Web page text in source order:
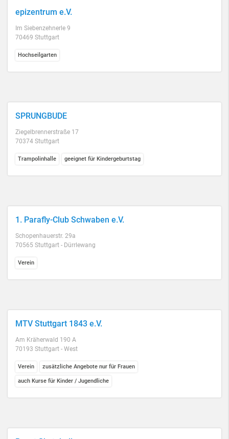
epizentrum e.V.
Im Siebenzehnerle 9
70469 Stuttgart
Hochseilgarten
SPRUNGBUDE
Ziegelbrennerstraße 17
70374 Stuttgart
Trampolinhalle geeignet für Kindergeburtstag
1. Parafly-Club Schwaben e.V.
Schopenhauerstr. 29a
70565 Stuttgart - Dürrlewang
Verein
MTV Stuttgart 1843 e.V.
Am Kräherwald 190 A
70193 Stuttgart - West
Verein zusätzliche Angebote nur für Frauen
auch Kurse für Kinder / Jugendliche